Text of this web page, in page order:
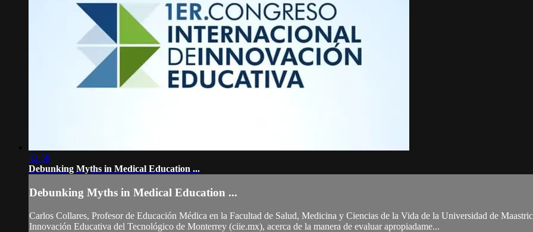
42:58
Debunking Myths in Medical Education ...
Debunking Myths in Medical Education ...
Carlos Collares, Profesor de Educación Médica en la Facultad de Salud, Medicina y Ciencias de la Vida de la Universidad de
Innovación Educativa del Tecnológico de Monterrey (ciie.mx), acerca de la manera de evaluar apropiadame...